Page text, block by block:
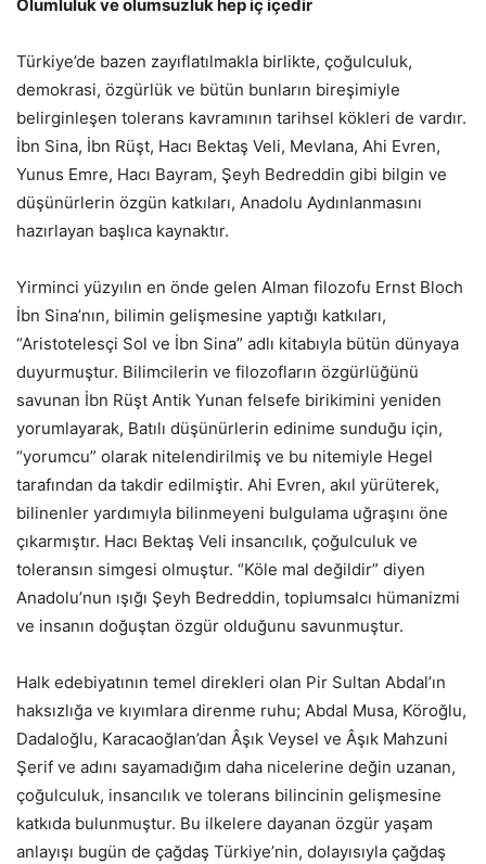
Olumluluk ve olumsuzluk hep iç içedir
Türkiye’de bazen zayıflatılmakla birlikte, çoğulculuk,
demokrasi, özgürlük ve bütün bunların bireşimiyle
belirginleşen tolerans kavramının tarihsel kökleri de vardır.
İbn Sina, İbn Rüşt, Hacı Bektaş Veli, Mevlana, Ahi Evren,
Yunus Emre, Hacı Bayram, Şeyh Bedreddin gibi bilgin ve
düşünürlerin özgün katkıları, Anadolu Aydınlanmasını
hazırlayan başlıca kaynaktır.
Yirminci yüzyılın en önde gelen Alman filozofu Ernst Bloch
İbn Sina’nın, bilimin gelişmesine yaptığı katkıları,
“Aristotelesçi Sol ve İbn Sina” adlı kitabıyla bütün dünyaya
duyurmuştur. Bilimcilerin ve filozofların özgürlüğünü
savunan İbn Rüşt Antik Yunan felsefe birikimini yeniden
yorumlayarak, Batılı düşünürlerin edinime sunduğu için,
“yorumcu” olarak nitelendirilmiş ve bu nitemiyle Hegel
tarafından da takdir edilmiştir. Ahi Evren, akıl yürüterek,
bilinenler yardımıyla bilinmeyeni bulgulama uğraşını öne
çıkarmıştır. Hacı Bektaş Veli insancılık, çoğulculuk ve
toleransın simgesi olmuştur. “Köle mal değildir” diyen
Anadolu’nun ışığı Şeyh Bedreddin, toplumsalcı hümanizmi
ve insanın doğuştan özgür olduğunu savunmuştur.
Halk edebiyatının temel direkleri olan Pir Sultan Abdal’ın
haksızlığa ve kıyımlara direnme ruhu; Abdal Musa, Köroğlu,
Dadaloğlu, Karacaoğlan’dan Âşık Veysel ve Âşık Mahzuni
Şerif ve adını sayamadığım daha nicelerine değin uzanan,
çoğulculuk, insancılık ve tolerans bilincinin gelişmesine
katkıda bulunmuştur. Bu ilkelere dayanan özgür yaşam
anlayışı bugün de çağdaş Türkiye’nin, dolayısıyla çağdaş